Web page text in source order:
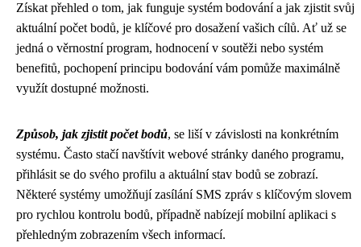
Získat přehled o tom, jak funguje systém bodování a jak zjistit svůj
aktuální počet bodů, je klíčové pro dosažení vašich cílů. Ať už se
jedná o věrnostní program, hodnocení v soutěži nebo systém
benefitů, pochopení principu bodování vám pomůže maximálně
využít dostupné možnosti.
Způsob, jak zjistit počet bodů, se liší v závislosti na konkrétním
systému. Často stačí navštívit webové stránky daného programu,
přihlásit se do svého profilu a aktuální stav bodů se zobrazí.
Některé systémy umožňují zasílání SMS zpráv s klíčovým slovem
pro rychlou kontrolu bodů, případně nabízejí mobilní aplikaci s
přehledným zobrazením všech informací.